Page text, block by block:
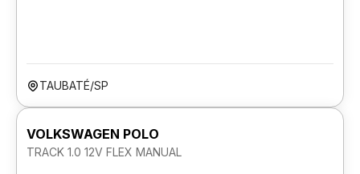
TAUBATÉ/SP
VOLKSWAGEN POLO
TRACK 1.0 12V FLEX MANUAL